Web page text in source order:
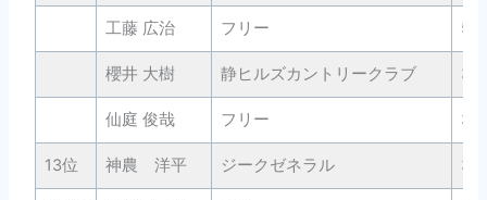
工藤 広治 フリー 53
櫻井 大樹 静ヒルズカントリークラブ 32
仙庭 俊哉 フリー 30
13位 神農 洋平 ジークゼネラル 36